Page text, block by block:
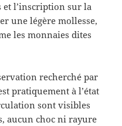
et l’inscription sur la
une légère mollesse,
les monnaies dites
recherché par
pratiquement à l’état
sont visibles
aucun choc ni rayure